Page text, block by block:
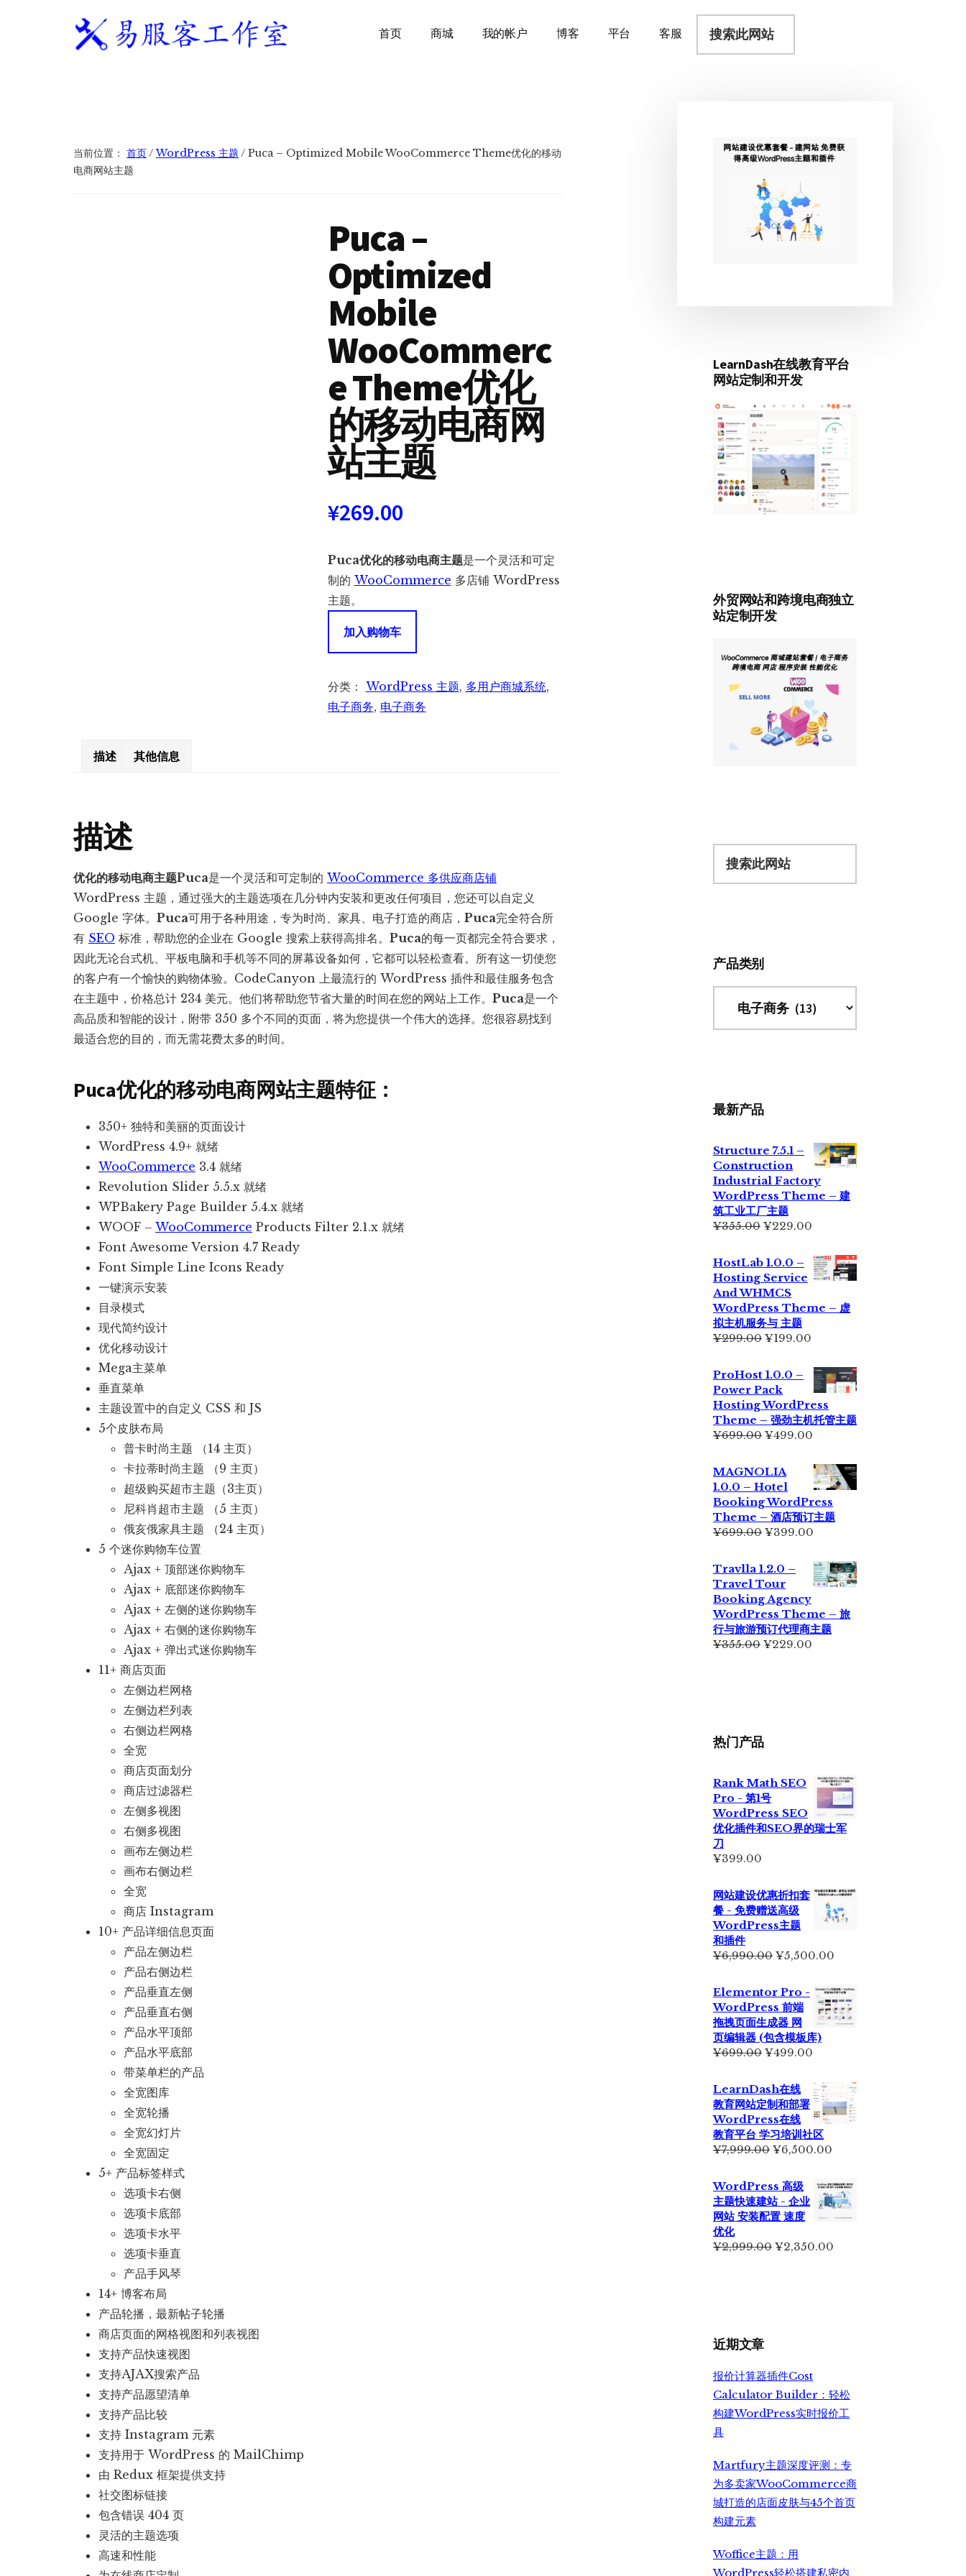
作
室
建
站
首页 商城 我的帐户 博客 平台 客服
当前位置： 首页/ WordPress 主题 / Puca – Optimized Mobile WooCommerce Theme优化的移动
电商网站主题
Puca –
Optimized
Mobile
WooCommerc
e Theme优化
的移动电商网
站主题
¥269.00
Puca优化的移动电商主题是一个灵活和可定
制的 WooCommerce 多店铺 WordPress
主题。
Mobile
WooCommerce
网
站
主
题
数
量
加入购物车
分类： WordPress 主题, 多用户商城系统,
电子商务, 电子商务
描述 其他信息
描述
优化的移动电商主题Puca是一个灵活和可定制的 WooCommerce 多供应商店铺
WordPress 主题，通过强大的主题选项在几分钟内安装和更改任何项目，您还可以自定义
Google 字体。 Puca可用于各种用途，专为时尚、家具、电子打造的商店， Puca完全符合所
有 SEO 标准，帮助您的企业在 Google 搜索上获得高排名。 Puca的每一页都完全符合要求，
因此无论台式机、平板电脑和手机等不同的屏幕设备如何，它都可以轻松查看。所有这一切使您
的客户有一个愉快的购物体验。CodeCanyon 上最流行的 WordPress 插件和最佳服务包含
在主题中，价格总计 234 美元。他们将帮助您节省大量的时间在您的网站上工作。 Puca是一个
高品质和智能的设计，附带 350 多个不同的页面，将为您提供一个伟大的选择。您很容易找到
最适合您的目的，而无需花费太多的时间。
Puca优化的移动电商网站主题特征：
350+ 独特和美丽的页面设计
WordPress 4.9+ 就绪
WooCommerce 3.4 就绪
Revolution Slider 5.5.x 就绪
WPBakery Page Builder 5.4.x 就绪
WOOF – WooCommerce Products Filter 2.1.x 就绪
Font Awesome Version 4.7 Ready
Font Simple Line Icons Ready
一键演示安装
目录模式
现代简约设计
优化移动设计
Mega主菜单
垂直菜单
主题设置中的自定义 CSS 和 JS
5个皮肤布局
普卡时尚主题 （14 主页）
卡拉蒂时尚主题 （9 主页）
超级购买超市主题（3主页）
尼科肖超市主题 （5 主页）
俄亥俄家具主题 （24 主页）
5 个迷你购物车位置
Ajax + 顶部迷你购物车
Ajax + 底部迷你购物车
Ajax + 左侧的迷你购物车
Ajax + 右侧的迷你购物车
Ajax + 弹出式迷你购物车
11+ 商店页面
左侧边栏网格
左侧边栏列表
右侧边栏网格
全宽
商店页面划分
商店过滤器栏
左侧多视图
右侧多视图
画布左侧边栏
画布右侧边栏
全宽
商店 Instagram
10+ 产品详细信息页面
产品左侧边栏
产品右侧边栏
产品垂直左侧
产品垂直右侧
产品水平顶部
产品水平底部
带菜单栏的产品
全宽图库
全宽轮播
全宽幻灯片
全宽固定
5+ 产品标签样式
选项卡右侧
选项卡底部
选项卡水平
选项卡垂直
产品手风琴
14+ 博客布局
产品轮播，最新帖子轮播
商店页面的网格视图和列表视图
支持产品快速视图
支持AJAX搜索产品
支持产品愿望清单
支持产品比较
支持 Instagram 元素
支持用于 WordPress 的 MailChimp
由 Redux 框架提供支持
社交图标链接
包含错误 404 页
灵活的主题选项
高速和性能
LearnDash在线教育平台
网站定制和开发
外贸网站和跨境电商独立
站定制开发
产品类别
最新产品
Structure 7.5.1 –
Construction
Industrial Factory
WordPress Theme – 建
筑工业工厂主题
¥355.00 原
为：
¥355.00。
¥229.00
价
格
¥229.00。
HostLab 1.0.0 –
Hosting Service
And WHMCS
WordPress Theme – 虚
拟主机服务与 主题
¥299.00 原
为：
¥299.00。
¥199.00
价
格
为：
¥199.00。
ProHost 1.0.0 –
Power Pack
Hosting WordPress
Theme – 强劲主机托管主题
¥699.00 原
¥699.00。
¥499.00
价
格
为：
¥499.00。
MAGNOLIA
1.0.0 – Hotel
Booking WordPress
Theme – 酒店预订主题
¥699.00 原
¥699.00。
¥399.00
价
格
为：
¥399.00。
Travlla 1.2.0 –
Travel Tour
Booking Agency
WordPress Theme – 旅
行与旅游预订代理商主题
¥355.00 原
¥229.00
热门产品
Rank Math SEO
Pro - 第1号
WordPress SEO
优化插件和SEO界的瑞士军
刀
¥399.00
网站建设优惠折扣套
餐 - 免费赠送高级
WordPress主题
和插件
¥6,990.00 原
¥6,990.00。
¥5,500.00
价
格
为：
Elementor Pro -
WordPress 前端
拖拽页面生成器 网
页编辑器 (包含模板库)
¥699.00 原
为：
¥699.00。
¥499.00
价
格
为：
¥499.00。
LearnDash在线
教育网站定制和部署
WordPress在线
教育平台 学习培训社区
¥7,999.00 原
为：
¥7,999.00。
¥6,500.00
格
为：
WordPress 高级
主题快速建站 - 企业
网站 安装配置 速度
优化
¥2,999.00 原
¥2,350.00
近期文章
报价计算器插件Cost
Calculator Builder：轻松
构建WordPress实时报价工
具
Martfury主题深度评测：专
为多卖家WooCommerce商
城打造的店面皮肤与45个首页
构建元素
Woffice主题：用
WordPress轻松搭建私密内